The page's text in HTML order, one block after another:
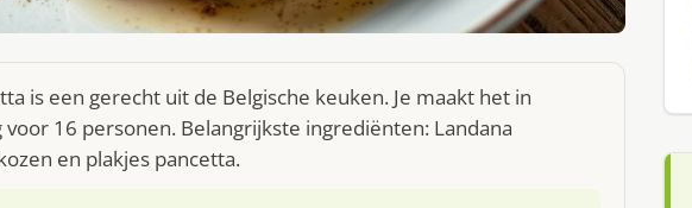
is een gerecht uit de Belgische keuken. Je maakt het in
16 personen. Belangrijkste ingrediënten: Landana
en plakjes pancetta.